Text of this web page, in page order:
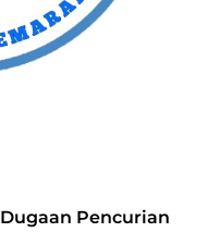
Pencurian